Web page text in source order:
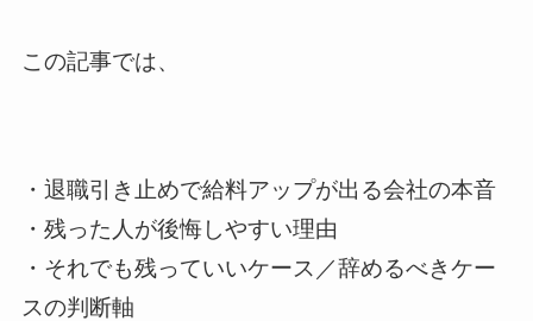
この記事では、
・退職引き止めで給料アップが出る会社の本音
・残った人が後悔しやすい理由
・それでも残っていいケース／辞めるべきケー
スの判断軸